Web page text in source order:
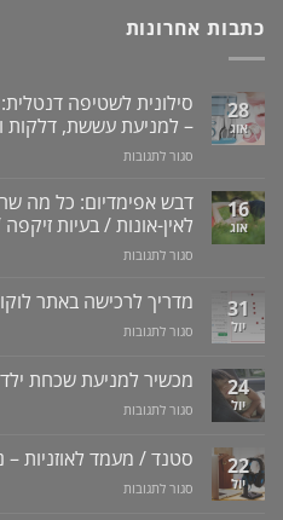
כתבות אחרונות
28
אוג
סילונית לשטיפה דנטלית:
– למניעת עששת, דלקות
סגור לתגובות
לשטיפה
דנטלית:
ניקוי
שיניים,
וחלל
–
עששת,
ונסיגת
16
אוג
דבש אפימדיום: כל מה
לאין-אונות / בעיות
סגור לתגובות
אפימדיום:
כל
מה
לדעת!
טבעי
/
זיקפה
31
יול
מדריך לרכישה באתר לוקו0ט + וידאו
סגור לתגובות
באתר
וידאו
24
יול
מכשיר למניעת שכחת
סגור לתגובות
שכחת
ילדים
22
יול
סטנד / מעמד לאוזניות –
סגור לתגובות